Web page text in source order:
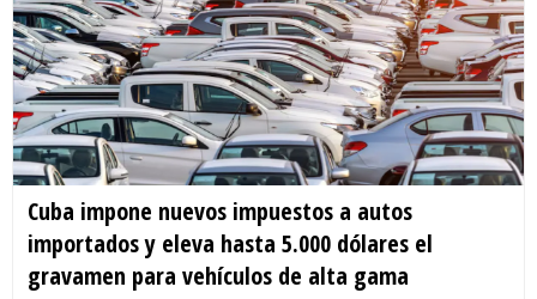
Cuba impone nuevos impuestos a autos
importados y eleva hasta 5.000 dólares el
gravamen para vehículos de alta gama